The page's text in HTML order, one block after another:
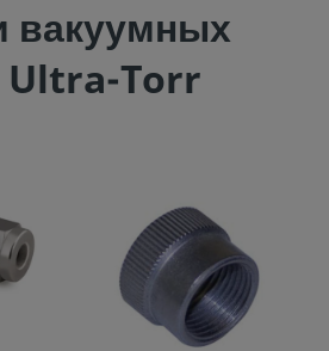
вакуумных
Ultra-Torr